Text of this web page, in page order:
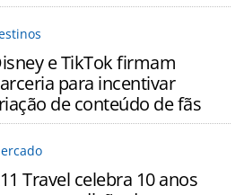
e TikTok firmam
para incentivar
de conteúdo de fãs
Travel celebra 10 anos